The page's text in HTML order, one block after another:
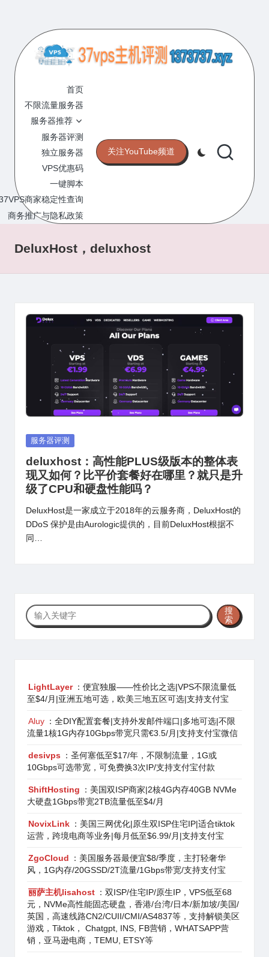
content
7
V
P
S
主
机
评
测
的
VPS
网
站
首页
不限流量服务器
服务器推荐
服务器评测
独立服务器
VPS优惠码
一键脚本
商家稳定性查询
商务推广与隐私政策
关注YouTube频道
DeluxHost，deluxhost
Posted
服务器评测
deluxhost：高性能PLUS级版本的整体表
现又如何？比平价套餐好在哪里？就只是升
级了CPU和硬盘性能吗？
DeluxHost是一家成立于2018年的云服务商，DeluxHost的
DDoS 保护是由Aurologic提供的，目前DeluxHost根据不
同…
搜
索
搜
索
LightLayer ：便宜独服——性价比之选|VPS不限流量低
至$4/月|亚洲五地可选，欧美三地五区可选|支持支付宝
Aluy ：全DIY配置套餐|支持外发邮件端口|多地可选|不限
流量1核1G内存10Gbps带宽只需€3.5/月|支持支付宝微信
desivps
：圣何塞低至$17/年，不限制流量，1G或
10Gbps可选带宽，可免费换3次IP/支持支付宝付款
ShiftHosting
：美国双ISP商家|2核4G内存40GB NVMe
大硬盘1Gbps带宽2TB流量低至$4/月
NovixLink ：美国三网优化|原生双ISP住宅IP|适合tiktok
运营，跨境电商等业务|每月低至$6.99/月|支持支付宝
ZgoCloud
：美国服务器最便宜$8/季度，主打轻奢华
风，1G内存/20GSSD/2T流量/1Gbps带宽/支持支付宝
丽萨主机lisahost ：双ISP/住宅IP/原生IP，VPS低至68
元，NVMe高性能固态硬盘，香港/台湾/日本/新加坡/美国/
英国，高速线路CN2/CUII/CMI/AS4837等，支持解锁美区
游戏，Tiktok， Chatgpt, INS, FB营销，WHATSAPP营
销，亚马逊电商，TEMU, ETSY等